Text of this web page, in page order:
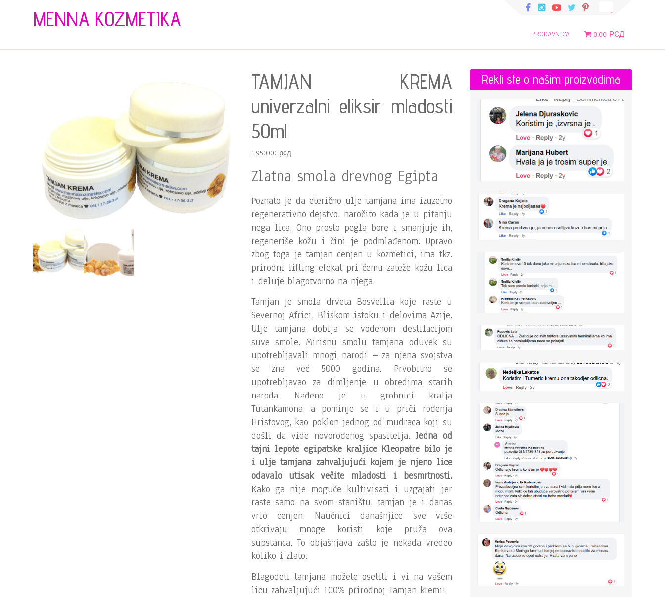
MENNA KOZMETIKA
PRODAVNICA 0,00 РСД
TAMJAN KREMA
univerzalni eliksir mladosti
50ml
1.950,00 рсд
Zlatna smola drevnog Egipta
Poznato je da eterično ulje tamjana ima izuzetno
regenerativno dejstvo, naročito kada je u pitanju
nega lica. Ono prosto pegla bore i smanjuje ih,
regeneriše kožu i čini je podmlađenom. Upravo
zbog toga je tamjan cenjen u kozmetici, ima tkz.
prirodni lifting efekat pri čemu zateže kožu lica
i deluje blagotvorno na njega.
Tamjan je smola drveta Bosvellia koje raste u
Severnoj Africi, Bliskom istoku i delovima Azije.
Ulje tamjana dobija se vodenom destilacijom
suve smole. Mirisnu smolu tamjana oduvek su
upotrebljavali mnogi narodi – za njena svojstva
se zna već 5000 godina. Prvobitno se
upotrebljavao za dimljenje u obredima starih
naroda. Nađeno je u grobnici kralja
Tutankamona, a pominje se i u priči rođenja
Hristovog, kao poklon jednog od mudraca koji su
došli da vide novorođenog spasitelja.Jedna od
tajni lepote egipatske kraljice Kleopatre bilo je
i ulje tamjana zahvaljujući kojem je njeno lice
odavalo utisak večite mladosti i besmrtnosti.
Kako ga nije moguće kultivisati i uzgajati jer
raste samo na svom staništu, tamjan je i danas
vrlo cenjen. Naučnici današnjice sve više
otkrivaju mnoge koristi koje pruža ova
supstanca. To objašnjava zašto je nekada vredeo
koliko i zlato.
Blagodeti tamjana možete osetiti i vi na vašem
licu zahvaljujući 100% prirodnoj Tamjan kremi!
Rekli ste o našim proizvodima